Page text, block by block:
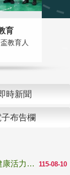
育
教育人
時新聞
子布告欄
115-08-10
教育盃球類錦標賽圓滿落幕 展現教育人員健康活力與團隊精神